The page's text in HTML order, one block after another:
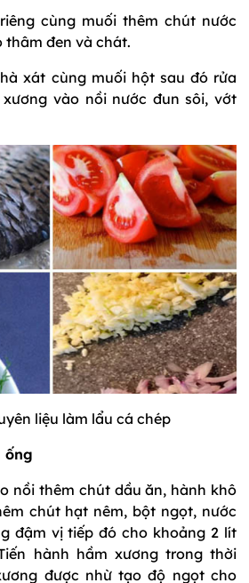
cùng muối thêm chút nước
thâm đen và chát.
xát cùng muối hột sau đó rửa
vào nồi nước đun sôi, vớt
liệu làm lẩu cá chép
ống
nồi thêm chút dầu ăn, hành khô
chút hạt nêm, bột ngọt, nước
đậm vị tiếp đó cho khoảng 2 lít
hành hầm xương trong thời
được nhừ tạo độ ngọt cho